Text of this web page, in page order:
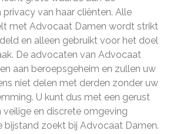
van haar cliënten. Alle
met Advocaat Damen wordt strikt
en alleen gebruikt voor het doel
De advocaten van Advocaat
aan beroepsgeheim en zullen uw
niet delen met derden zonder uw
U kunt dus met een gerust
veilige en discrete omgeving
bijstand zoekt bij Advocaat Damen.